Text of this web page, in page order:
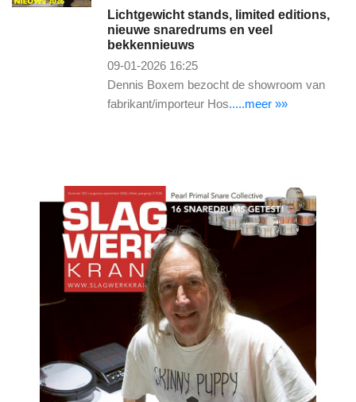
Lichtgewicht stands, limited editions,
nieuwe snaredrums en veel
bekkennieuws
09-01-2026 16:25
Dennis Boxem bezocht de showroom van
fabrikant/importeur Hos.....meer »»